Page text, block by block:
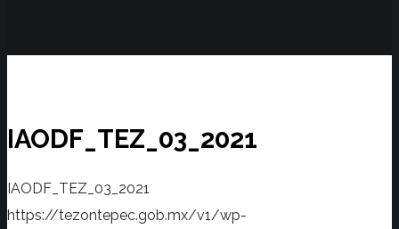
IAODF_TEZ_03_2021
IAODF_TEZ_03_2021
https://tezontepec.gob.mx/v1/wp-